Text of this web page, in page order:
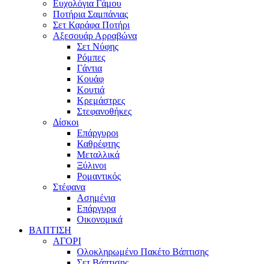
Ευχολόγια Γάμου
Ποτήρια Σαμπάνιας
Σετ Καράφα Ποτήρι
Αξεσουάρ Αρραβώνα
Σετ Νύφης
Ρόμπες
Γάντια
Κουάφ
Κουτιά
Κρεμάστρες
Στεφανοθήκες
Δίσκοι
Επάργυροι
Καθρέφτης
Μεταλλικά
Ξύλινοι
Ρομαντικός
Στέφανα
Ασημένια
Επάργυρα
Οικονομικά
ΒΑΠΤΙΣΗ
ΑΓΟΡΙ
Ολοκληρωμένο Πακέτο Βάπτισης